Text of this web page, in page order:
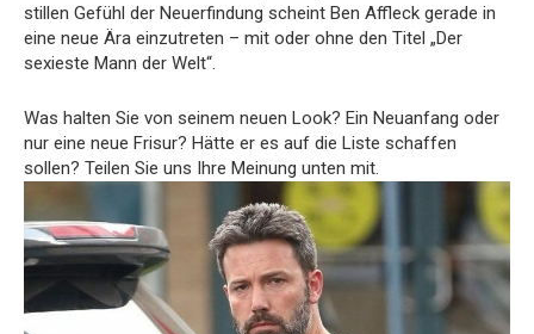
stillen Gefühl der Neuerfindung scheint Ben Affleck gerade in
eine neue Ära einzutreten – mit oder ohne den Titel „Der
sexieste Mann der Welt“.
Was halten Sie von seinem neuen Look? Ein Neuanfang oder
nur eine neue Frisur? Hätte er es auf die Liste schaffen
sollen? Teilen Sie uns Ihre Meinung unten mit.